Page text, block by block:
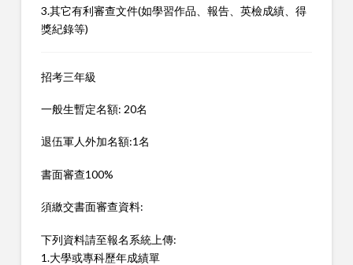
3.其它有利審查文件(如學習作品、報告、英檢成績、得
獎紀錄等)
招考三年級
一般生暫定名額: 20名
退伍軍人外加名額:1名
書面審查100%
須繳交書面審查資料:
下列資料請至報名系統上傳:
1.大學或專科歷年成績單